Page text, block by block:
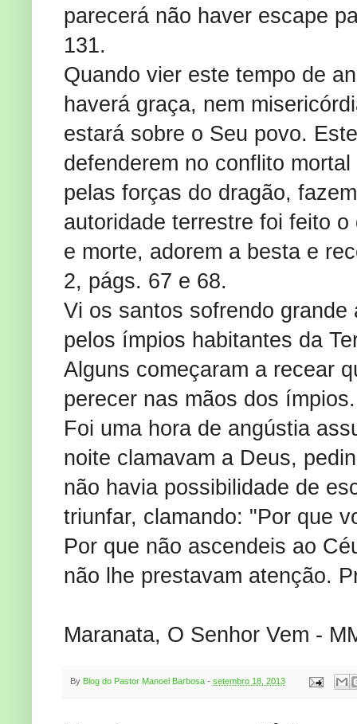
parecerá não haver escape
131.
Quando vier este tempo de
haverá graça, nem
estará sobre o Seu povo.
defenderem no conflito
pelas forças do dragão,
autoridade terrestre foi feito
e morte, adorem a besta e
2, págs. 67 e 68.
Vi os santos sofrendo
pelos ímpios habitantes da
Alguns começaram a recear
perecer nas mãos dos
Foi uma hora de angústia
noite clamavam a Deus,
não havia possibilidade de
triunfar, clamando: "Por que
Por que não ascendeis ao
não lhe prestavam atenção.
Maranata, O Senhor Vem -
By Blog do Pastor Manoel Barbosa - setembro 18, 2013